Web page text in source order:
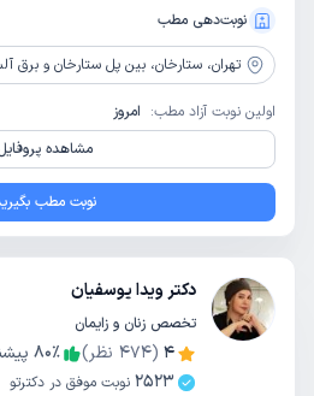
نوبت‌دهی مطب
تهران، ستارخان، بین پل ستارخان و برق آلستوم، جنب داروخانه
اولین نوبت آزاد مطب: امروز
مشاهده
نوبت مطب
دکتر ویدا یوسفیان
تخصص زنان و زایمان
4
(
474 نظر) 80٪
2523 نوبت موفق در دکترتو